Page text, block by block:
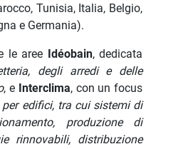
Tunisia, Italia, Belgio,
e Germania).
le aree Idéobain, dedicata
degli arredi e delle
, e Interclima, con un focus
edifici, tra cui sistemi di
produzione di
rinnovabili, distribuzione